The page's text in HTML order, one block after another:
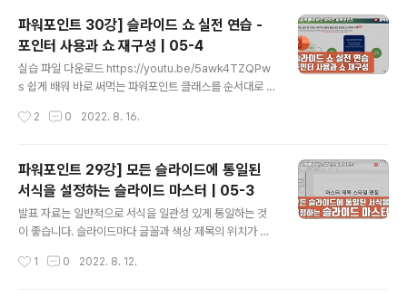
aylist?list=PLxKIudZ9zp0MO-gHV3en8oBCKyo
HzU7KZ 쉽게 배워 바로 써먹는 워드 클래스를 순서대로
학습하려면 https://youtube.com/playlist?list=PLxK
IudZ9zp0NG9fcsiWSlAq3Sq0sqdvIa 쉽게 배워 바
로 써먹는 한글문서작성 클래스를 순서대로 학습하려면 ht
파워포인트 30강] 슬라이드 쇼 실전 연습 -
포인터 사용과 쇼 재구성 | 05-4
실습 파일 다운로드 https://youtu.be/5awk4TZQPw
s 쉽게 배워 바로 써먹는 파워포인트 클래스를 순서대로 학
LxKIudZ9zp0PyTt-5bkGxSgLDOepoTjdY 쉽게
aylist?list=PLxKIudZ9zp0MO-gHV3en8oBCKyo
HzU7KZ 쉽게 배워 바로 써먹는 워드 클래스를 순서대로
학습하려면 https://youtube.com/playlist?list=PLxK
IudZ9zp0NG9fcsiWSlAq3Sq0sqdvIa 쉽게 배워 바
로 써먹는 한글문서작성 클래스를 순서대로 학습하려면 ht
2 0 2022. 8. 16.
파워포인트 29강] 모든 슬라이드에 통일된
서식을 설정하는 슬라이드 마스터 | 05-3
발표 자료는 일반적으로 서식을 일관성 있게 통일하는 것
이 좋습니다. 슬라이드마다 글꼴과 색상 제목의 위치가 다
시켜 좋은 결과를 얻기 위해서는 많은 준비가 필요하지만
1 0 2022. 8. 12.